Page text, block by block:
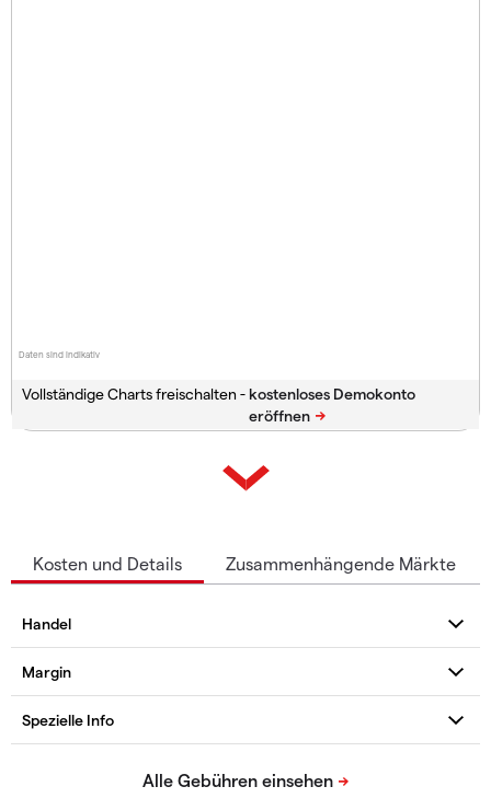
Daten sind indikativ
Vollständige Charts freischalten -
Kosten und Details Zusammenhängende Märkte